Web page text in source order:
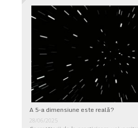
A 5-a dimensiune este reală?
28/06/2025